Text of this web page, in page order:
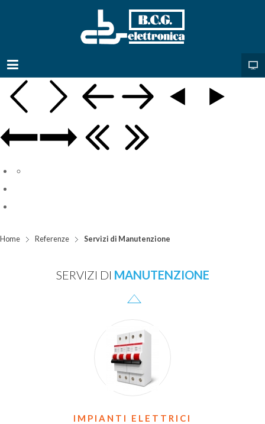
Home Referenze Servizi di Manutenzione
SERVIZI DI MANUTENZIONE
IMPIANTI ELETTRICI